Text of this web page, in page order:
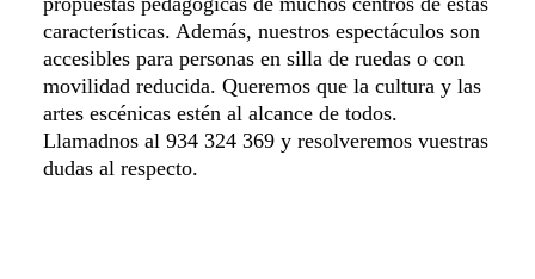
características. Además, nuestros espectáculos son
accesibles para personas en silla de ruedas o con
movilidad reducida. Queremos que la cultura y las
artes escénicas estén al alcance de todos.
Llamadnos al 934 324 369 y resolveremos vuestras
dudas al respecto.